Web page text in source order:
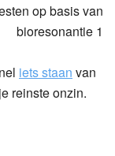
iets staan van
reinste onzin.